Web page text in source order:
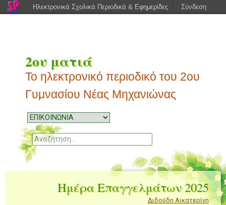
2ου ματιά
Το ηλεκτρονικό περιοδικό του 2ου
Γυμνασίου Νέας Μηχανιώνας
Μενού
Μεταπηδήστε
στο
περιεχόμενο
Αναζητηση
Ημέρα Επαγγελμάτων 2025
Διδούδη Αικατερίνη
Ηλεκτρονικά Σχολικά Περιοδικά & Εφημερίδες Σύνδεση